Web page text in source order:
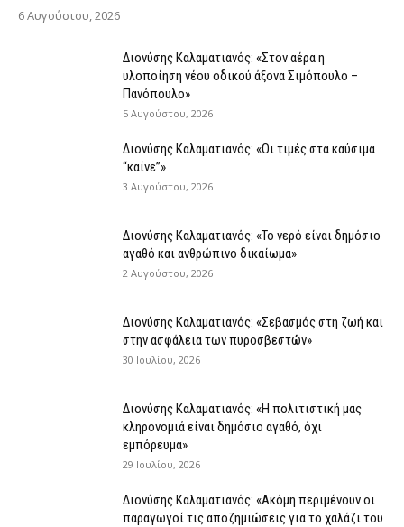
6 Αυγούστου, 2026
Διονύσης Καλαματιανός: «Στον αέρα η
υλοποίηση νέου οδικού άξονα Σιμόπουλο –
Πανόπουλο»
5 Αυγούστου, 2026
Διονύσης Καλαματιανός: «Οι τιμές στα καύσιμα
“καίνε”»
3 Αυγούστου, 2026
Διονύσης Καλαματιανός: «Το νερό είναι δημόσιο
αγαθό και ανθρώπινο δικαίωμα»
2 Αυγούστου, 2026
Διονύσης Καλαματιανός: «Σεβασμός στη ζωή και
στην ασφάλεια των πυροσβεστών»
30 Ιουλίου, 2026
Διονύσης Καλαματιανός: «Η πολιτιστική μας
κληρονομιά είναι δημόσιο αγαθό, όχι
εμπόρευμα»
29 Ιουλίου, 2026
Διονύσης Καλαματιανός: «Ακόμη περιμένουν οι
παραγωγοί τις αποζημιώσεις για το χαλάζι του